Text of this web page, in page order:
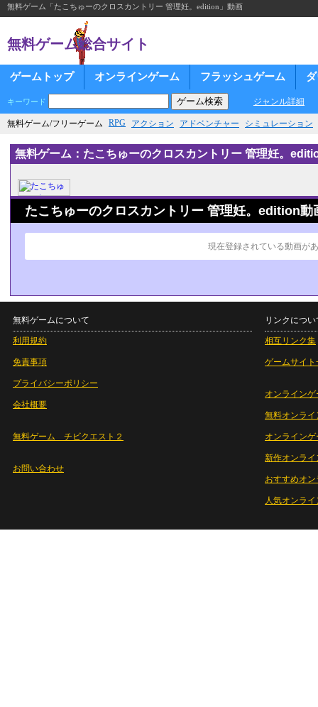
無料ゲーム「たこちゅーのクロスカントリー 管理妊。edition」動画
無料ゲーム総合サイト
ゲームトップ オンラインゲーム フラッシュゲーム
キーワード ジャンル詳細
無料ゲーム/フリーゲーム RPG アクション アドベンチャー シミュレーション
無料ゲーム：たこちゅーのクロスカントリー 管理妊。
たこちゅーのクロスカントリー 管理妊。edition動
現在登録されている動画が
無料ゲームについて
利用規約
免責事項
プライバシーポリシー
会社概要
無料ゲーム チビクエスト２
お問い合わせ
リンクについ
相互リンク集
ゲームサイト
オンラインゲ
無料オンライ
オンライン
新作オンライ
おすすめオ
人気オンラ